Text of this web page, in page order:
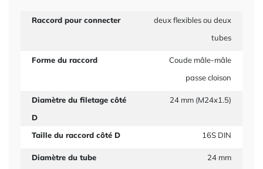
Raccord pour connecter
deux flexibles ou deux
tubes
Forme du raccord
Coude mâle-mâle
passe cloison
Diamètre du filetage côté
D
24 mm (M24x1.5)
Taille du raccord côté D 16S DIN
Diamètre du tube 24 mm